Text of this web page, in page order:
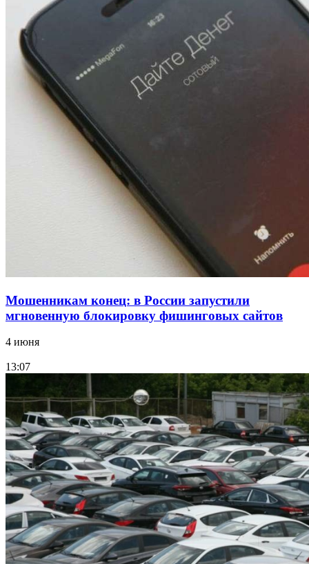
Волгоградские вузы в топе зарплатного
рейтинга: ВолгГТУ и ВолгГМУ вошли в топ‑15
для химической отрасли и фармацевтики
18:39
В Красноармейском районе Волгограда стартует
конкурс на ремонт моста через Волго‑Донской
судоходный канал
Фестиваль #ТриЧетыре в Волгограде пройдёт
11–13 сентября в рамках Года единства народов
Мошенникам конец: в России запустили
мгновенную блокировку фишинговых сайтов
4 июня
13:07